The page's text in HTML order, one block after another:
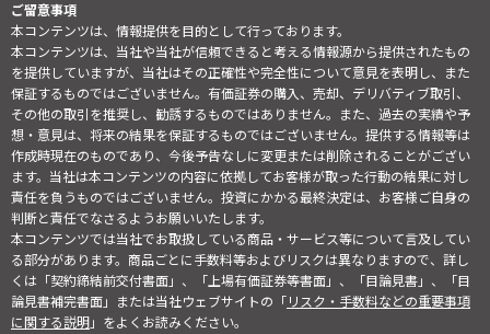
ご留意事項
本コンテンツは、情報提供を目的として行っております。
本コンテンツは、当社や当社が信頼できると考える情報源から提供されたもの
を提供していますが、当社はその正確性や完全性について意見を表明し、また
保証するものではございません。有価証券の購入、売却、デリバティブ取引、
その他の取引を推奨し、勧誘するものではありません。また、過去の実績や予
想・意見は、将来の結果を保証するものではございません。提供する情報等は
作成時現在のものであり、今後予告なしに変更または削除されることがござい
ます。当社は本コンテンツの内容に依拠してお客様が取った行動の結果に対し
責任を負うものではございません。投資にかかる最終決定は、お客様ご自身の
判断と責任でなさるようお願いいたします。
本コンテンツでは当社でお取扱している商品・サービス等について言及してい
る部分があります。商品ごとに手数料等およびリスクは異なりますので、詳し
くは「契約締結前交付書面」、「上場有価証券等書面」、「目論見書」、「目
論見書補完書面」または当社ウェブサイトの「リスク・手数料などの重要事項
に関する説明」をよくお読みください。